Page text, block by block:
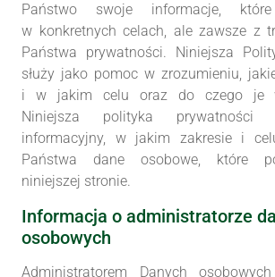
Państwo swoje informacje, które
w konkretnych celach, ale zawsze z
Państwa prywatności. Niniejsza
służy jako pomoc w zrozumieniu,
i w jakim celu oraz do czego je
Niniejsza polityka prywatności
informacyjny, w jakim zakresie i
Państwa dane osobowe, które
niniejszej stronie.
Informacja o administratorze
osobowych
Administratorem Danych